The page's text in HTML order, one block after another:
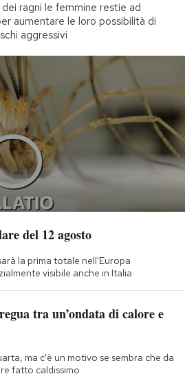
ragni le femmine restie ad
aumentare le loro possibilità di
aggressivi
del 12 agosto
la prima totale nell'Europa
visibile anche in Italia
tra un’ondata di calore e
ma c'è un motivo se sembra che da
fatto caldissimo